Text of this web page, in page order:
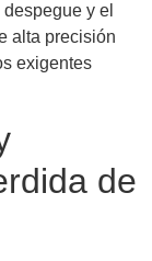
y el
alta precisión
exigentes
de